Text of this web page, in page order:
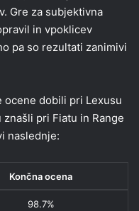
Gre za subjektivna
in vpoklicev
pa so rezultati zanimivi
ocene dobili pri Lexusu
pri Fiatu in Range
naslednje:
Končna ocena
98.7%